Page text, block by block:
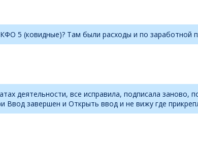
5 (ковидные)? Там были расходы и по заработной
деятельности, все исправила, подписала заново,
Ввод завершен и Открыть ввод и не вижу где